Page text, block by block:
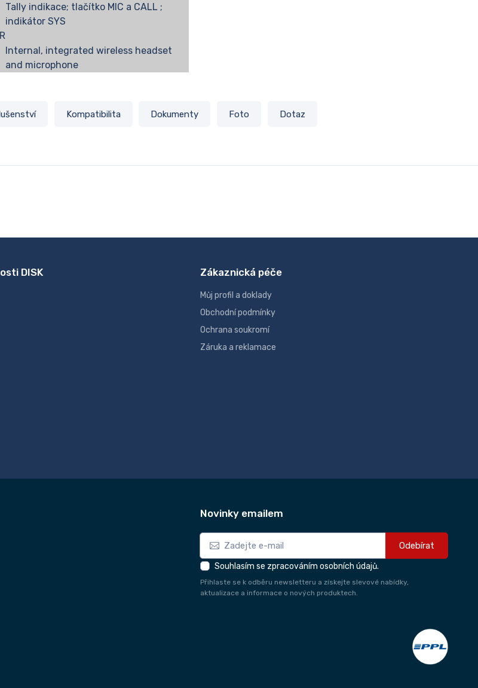
Tally indikace; tlačítko MIC a CALL ;
indikátor SYS
Internal, integrated wireless headset
and microphone
Kompatibilita Dokumenty Foto Dotaz
DISK Zákaznická péče
Můj profil a doklady
Obchodní podmínky
Ochrana soukromí
Záruka a reklamace
Novinky emailem
Odebírat
Souhlasím se zpracováním osobních údajů.
Přihlaste se k odběru newsletteru a získejte slevové nabídky,
aktualizace a informace o nových produktech.